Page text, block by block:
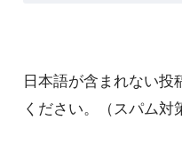
日本語が含まれない
ください。（スパム対